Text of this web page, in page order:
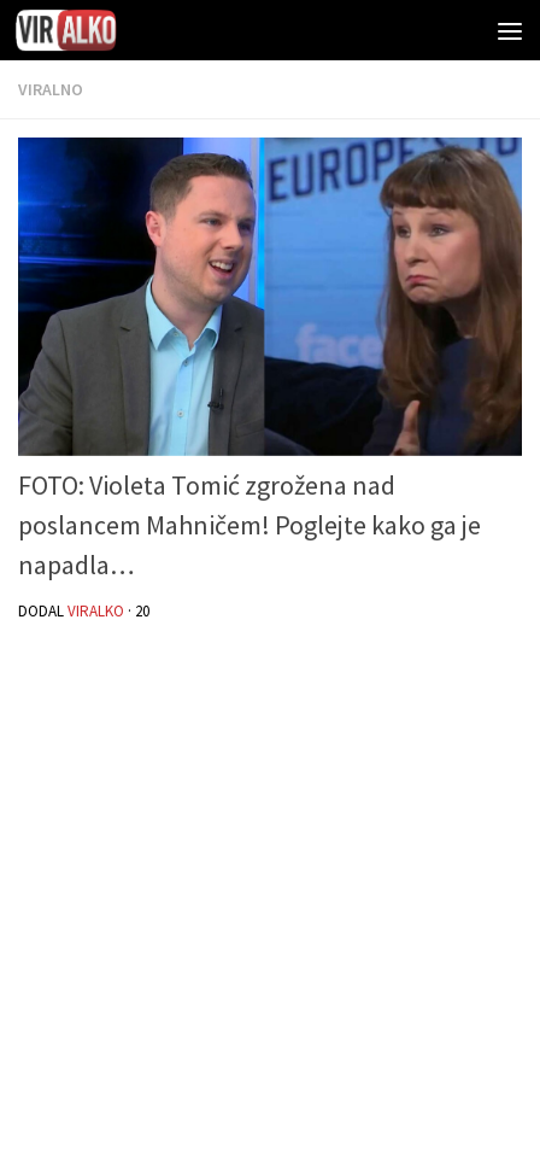
VIRALNO
FOTO: Violeta Tomić zgrožena nad
poslancem Mahničem! Poglejte kako ga je
napadla…
DODALVIRALKO · 20